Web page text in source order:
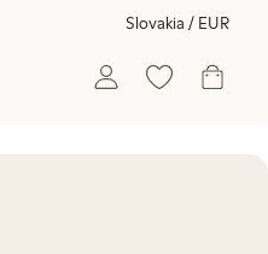
Slovakia / EUR